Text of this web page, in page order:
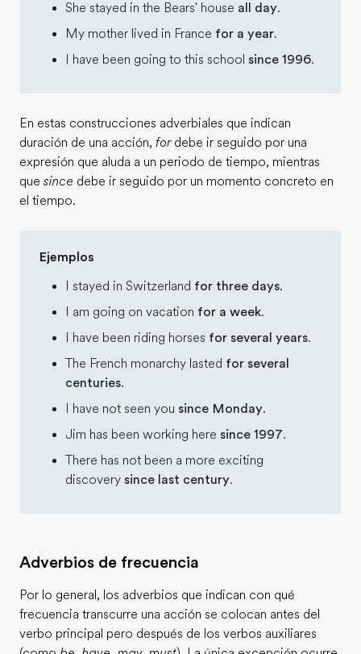
She stayed in the Bears' house all day.
My mother lived in France for a year.
I have been going to this school since 1996.
En estas construcciones adverbiales que indican
duración de una acción, fordebe ir seguido por una
expresión que aluda a un periodo de tiempo, mientras
que since debe ir seguido por un momento concreto en
el tiempo.
Ejemplos
I stayed in Switzerland for three days.
I am going on vacation for a week.
I have been riding horses for several years.
The French monarchy lasted for several
centuries.
I have not seen you since Monday.
Jim has been working here since 1997.
There has not been a more exciting
discovery since last century.
Adverbios de frecuencia
Por lo general, los adverbios que indican con qué
frecuencia transcurre una acción se colocan antes del
verbo principal pero después de los verbos auxiliares